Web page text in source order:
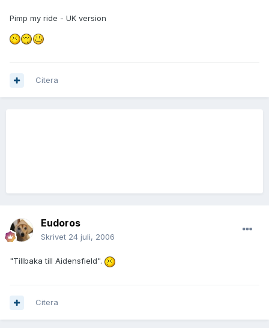
Pimp my ride - UK version
Citera
Eudoros
Skrivet 24 juli, 2006
"Tillbaka till Aidensfield".
Citera